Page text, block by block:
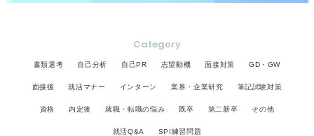
Category
書類選考 自己分析 自己PR 志望動機 面接対策 GD・GW
面接後 就活マナー インターン 業界・企業研究 筆記試験対策
資格 内定後 就職・転職の悩み 既卒 第二新卒 その他
就活Q&A SPI練習問題